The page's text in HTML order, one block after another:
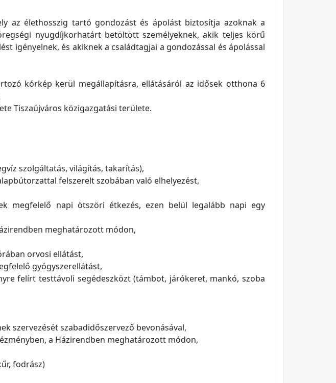
az élethosszig tartó gondozást és ápolást biztosítja azoknak a
nyugdíjkorhatárt betöltött személyeknek, akik teljes körű
igényelnek, és akiknek a családtagjai a gondozással és ápolással
kórkép kerül megállapításra, ellátásáról az idősek otthona 6
Tiszaújváros közigazgatási területe.
szolgáltatás, világítás, takarítás),
felszerelt szobában való elhelyezést,
megfelelő napi ötszöri étkezés, ezen belül legalább napi egy
meghatározott módon,
orvosi ellátást,
gyógyszerellátást,
felírt testtávoli segédeszközt (támbot, járókeret, mankó, szoba
szervezését szabadidőszervező bevonásával,
a Házirendben meghatározott módon,
fodrász)